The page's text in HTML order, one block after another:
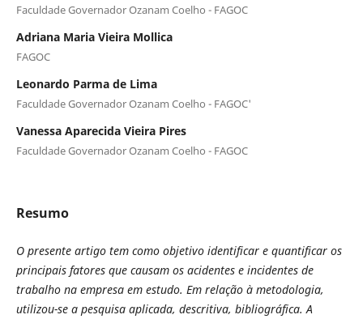
Faculdade Governador Ozanam Coelho - FAGOC
Adriana Maria Vieira Mollica
FAGOC
Leonardo Parma de Lima
Faculdade Governador Ozanam Coelho - FAGOC'
Vanessa Aparecida Vieira Pires
Faculdade Governador Ozanam Coelho - FAGOC
Resumo
O presente artigo tem como objetivo identificar e quantificar os
principais fatores que causam os acidentes e incidentes de
trabalho na empresa em estudo. Em relação à metodologia,
utilizou-se a pesquisa aplicada, descritiva, bibliográfica. A